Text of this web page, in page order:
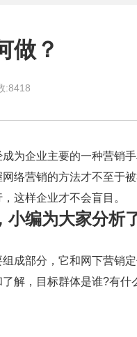
做？
:8418
企业主要的一种营销手
络营销的方法才不至于
这样企业才不会盲目。
编为大家分析
部分，它和网下营销定
解，目标群体是谁?有什